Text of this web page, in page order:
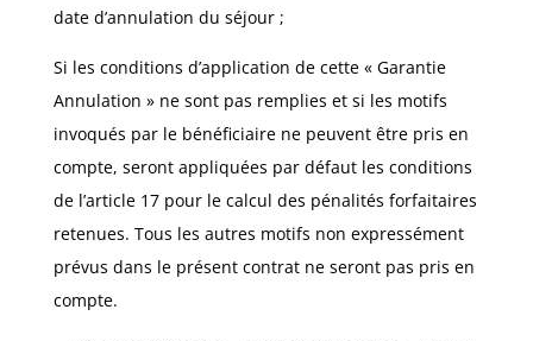
date d’annulation du séjour ;
Si les conditions d’application de cette « Garantie
Annulation » ne sont pas remplies et si les motifs
invoqués par le bénéficiaire ne peuvent être pris en
compte, seront appliquées par défaut les conditions
de l’article 17 pour le calcul des pénalités forfaitaires
retenues. Tous les autres motifs non expressément
prévus dans le présent contrat ne seront pas pris en
compte.